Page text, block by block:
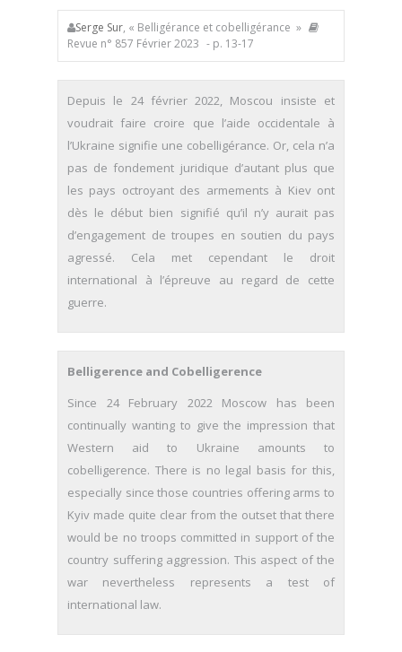
Serge Sur, « Belligérance et cobelligérance »
Revue n° 857 Février 2023 - p. 13-17
Depuis le 24 février 2022, Moscou insiste et
voudrait faire croire que l’aide occidentale à
l’Ukraine signifie une cobelligérance. Or, cela n’a
pas de fondement juridique d’autant plus que
les pays octroyant des armements à Kiev ont
dès le début bien signifié qu’il n’y aurait pas
d’engagement de troupes en soutien du pays
agressé. Cela met cependant le droit
international à l’épreuve au regard de cette
guerre.
Belligerence and Cobelligerence
Since 24 February 2022 Moscow has been
continually wanting to give the impression that
Western aid to Ukraine amounts to
cobelligerence. There is no legal basis for this,
especially since those countries offering arms to
Kyiv made quite clear from the outset that there
would be no troops committed in support of the
country suffering aggression. This aspect of the
war nevertheless represents a test of
international law.